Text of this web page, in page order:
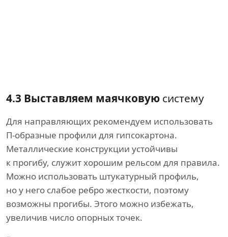
4.3 Выставляем маячковую систему
Для направляющих рекомендуем использовать
П-образные профили для гипсокартона.
Металлические конструкции устойчивы
к прогибу, служит хорошим рельсом для правила.
Можно использовать штукатурный профиль,
но у него слабое ребро жесткости, поэтому
возможны прогибы. Этого можно избежать,
увеличив число опорных точек.